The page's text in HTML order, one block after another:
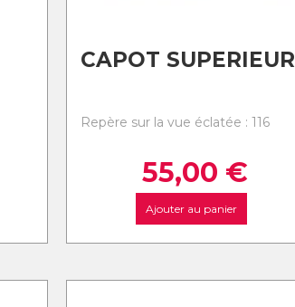
CAPOT SUPERIEUR
Repère sur la vue éclatée : 116
55,00 €
Ajouter au panier